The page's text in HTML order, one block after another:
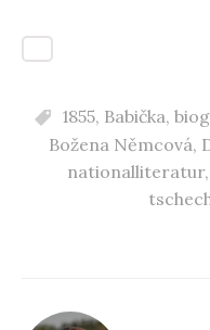
1855, Babička,
Božena Němcová,
nationalliteratur,